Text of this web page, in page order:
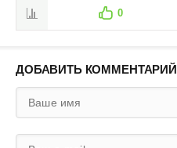
0
ДОБАВИТЬ КОММЕНТАРИЙ